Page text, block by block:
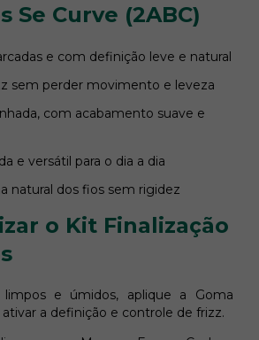
Se Curve (2ABC)
e com definição leve e natural
sem perder movimento e leveza
com acabamento suave e
e versátil para o dia a dia
natural dos fios sem rigidez
o Kit Finalização
e úmidos, aplique a Goma
ativar a definição e controle de frizz.